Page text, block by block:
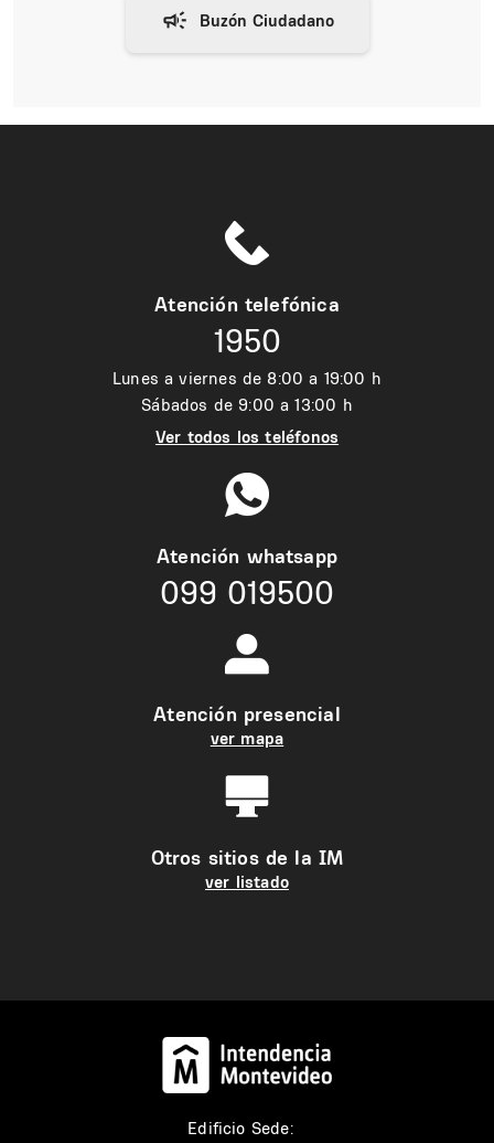
Atención telefónica
1950
Lunes a viernes de 8:00 a 19:00 h
Sábados de 9:00 a 13:00 h
Ver todos los teléfonos
Atención whatsapp
099 019500
Atención presencial
ver mapa
Otros sitios de la IM
ver listado
Edificio Sede: